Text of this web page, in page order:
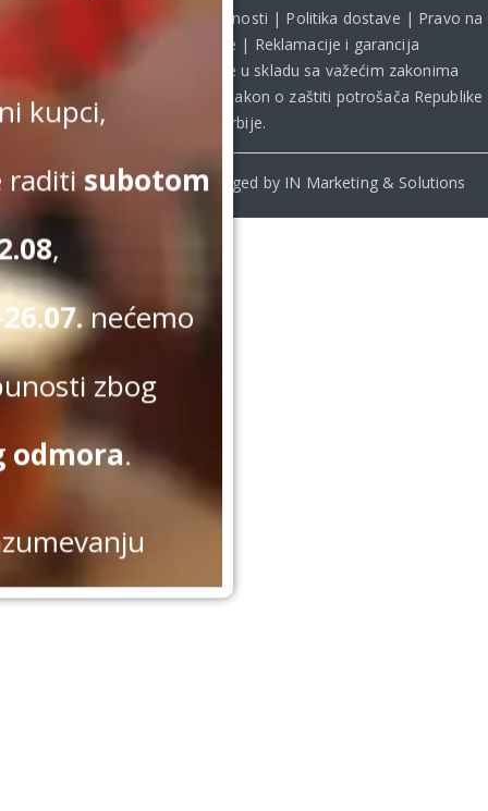
Kupovina na sajtu obavlja se u skladu sa važećim zakonima
Republike Srbije, uključujući **
Zakon o zaštiti potrošača Republike
Srbije.
Politika privatnosti | Politika dostave | Pravo na
odustanak od kupovine | Reklamacije i garancija
© Beomelody.rs. 2025. Desinged by IN Marketing & Solutions
kupci,
raditisubotom
,
nećemo
zbog
odmora.